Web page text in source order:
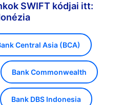
SWIFT kódjai itt:
Central Asia (BCA)
Bank Commonwealth
Bank DBS Indonesia